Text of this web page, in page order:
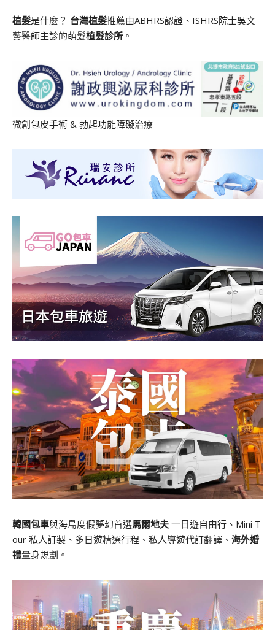
植髮是什麼？ 台灣植髮推薦由ABHRS認證、ISHRS院士吳文
藝醫師主診的萌髮植髮診所 。
微創包皮手術 & 勃起功能障礙治療
韓國包車與海島度假夢幻首選馬爾地夫 一日遊自由行、Mini T
our 私人訂製、多日遊精選行程、私人導遊代訂翻譯、 海外婚
禮量身規劃。